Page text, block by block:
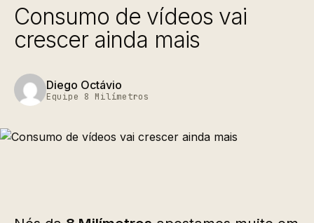
Consumo de vídeos vai
crescer ainda mais
Diego Octávio
Equipe 8 Milímetros